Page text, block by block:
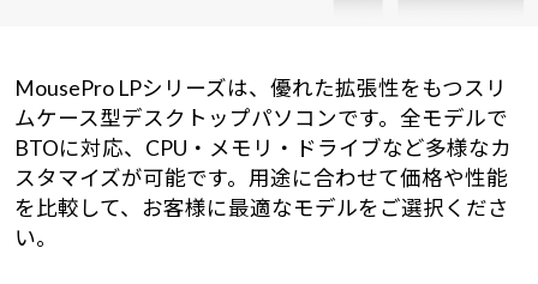
MousePro LPシリーズは、優れた拡張性をもつスリ
ムケース型デスクトップパソコンです。全モデルで
BTOに対応、CPU・メモリ・ドライブなど多様なカ
スタマイズが可能です。用途に合わせて価格や性能
を比較して、お客様に最適なモデルをご選択くださ
い。